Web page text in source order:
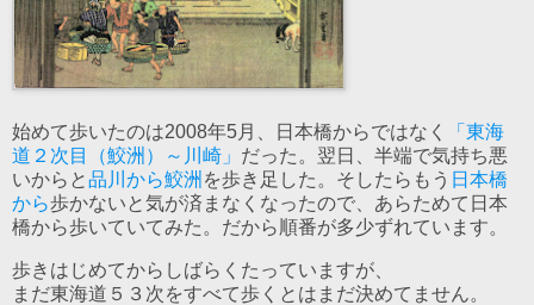
始めて歩いたのは2008年5月、日本橋からではなく
「東海
道２次目（鮫洲）～川崎」 だった。翌日、半端で気持ち悪
いからと品川から鮫洲 を歩き足した。そしたらもう 日本橋
から歩かないと気が済まなくなったので、あらためて日本
橋から歩いていてみた。だから順番が多少ずれています。
歩きはじめてからしばらくたっていますが、
まだ東海道５３次をすべて歩くとはまだ決めてません。